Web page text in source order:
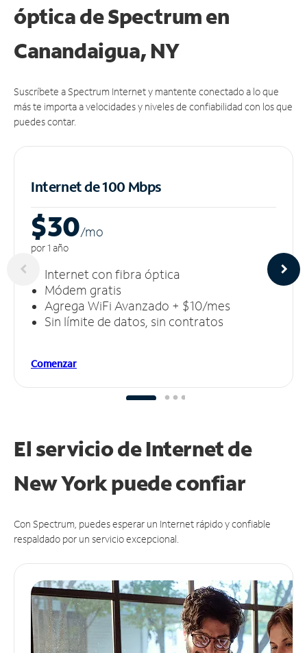
óptica de Spectrum en
Canandaigua, NY
Suscríbete a Spectrum Internet y mantente conectado a lo que
más te importa a velocidades y niveles de confiabilidad con los que
puedes contar.
Internet de 100 Mbps
$30/mo
por 1 año
Internet con fibra óptica
Módem gratis
Agrega WiFi Avanzado + $10/mes
Sin límite de datos, sin contratos
Comenzar
El servicio de Internet de
New York puedeconfiar
Con Spectrum, puedes esperar un Internet rápido y confiable
respaldado por un servicio excepcional.